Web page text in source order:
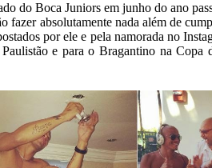
do Boca Juniors em junho do ano
absolutamente nada além de
por ele e pela namorada no
e para o Bragantino na